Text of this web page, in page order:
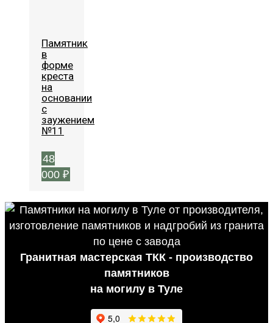
Памятник
в
форме
креста
на
основании
с
заужением
№11
48
000 ₽
Гранитная мастерская ТКК - производство
памятников
на могилу в Туле